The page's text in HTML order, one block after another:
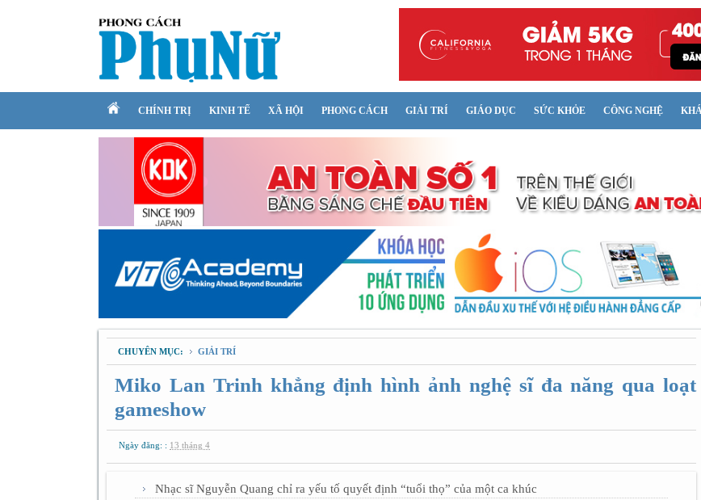
CHÍNH TRỊ KINH TẾ XÃ HỘI PHONG CÁCH GIẢI TRÍ GIÁO DỤC SỨC KHỎE CÔNG NGHỆ
CHUYÊN MỤC: GIẢI TRÍ
Miko Lan Trinh khẳng định hình ảnh nghệ sĩ đa năng qua loạt
gameshow
Ngày đăng: : 13 tháng 4
Nhạc sĩ Nguyễn Quang chỉ ra yếu tố quyết định “tuổi thọ” của một ca khúc